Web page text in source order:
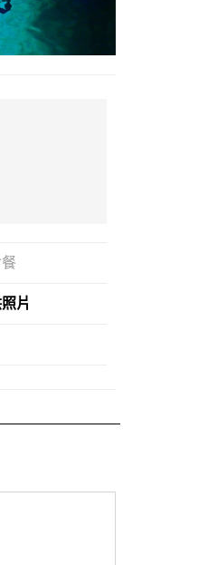
片